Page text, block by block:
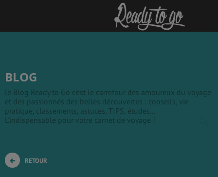
BLOG
le Blog Ready to Go c'est le carrefour des amoureux du voyage
et des passionnés des belles découvertes : conseils, vie
pratique, classements, astuces, TIPS, études...
L'indispensable pour votre carnet de voyage !
RETOUR